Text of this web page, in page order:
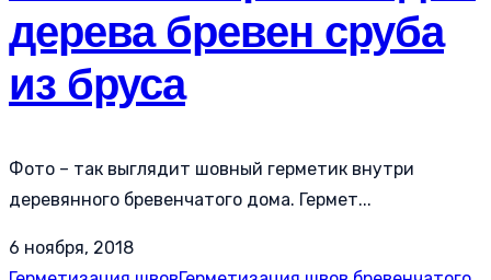
дерева бревен сруба
из бруса
Фото – так выглядит шовный герметик внутри
деревянного бревенчатого дома. Гермет...
6 ноября, 2018